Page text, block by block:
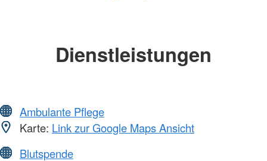
Dienstleistungen
Ambulante Pflege
Karte: Link zur Google Maps Ansicht
Blutspende